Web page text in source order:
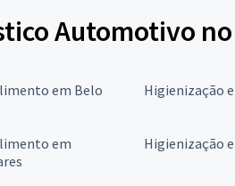
Automotivo
em Belo
Higienização
em
Higienização